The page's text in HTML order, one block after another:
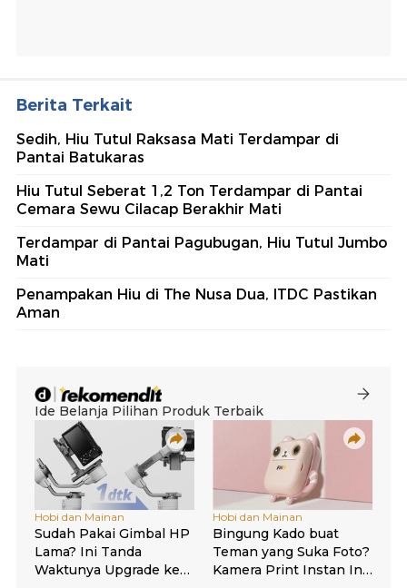
Berita Terkait
Sedih, Hiu Tutul Raksasa Mati Terdampar di
Pantai Batukaras
Hiu Tutul Seberat 1,2 Ton Terdampar di Pantai
Cemara Sewu Cilacap Berakhir Mati
Terdampar di Pantai Pagubugan, Hiu Tutul Jumbo
Mati
Penampakan Hiu di The Nusa Dua, ITDC Pastikan
Aman